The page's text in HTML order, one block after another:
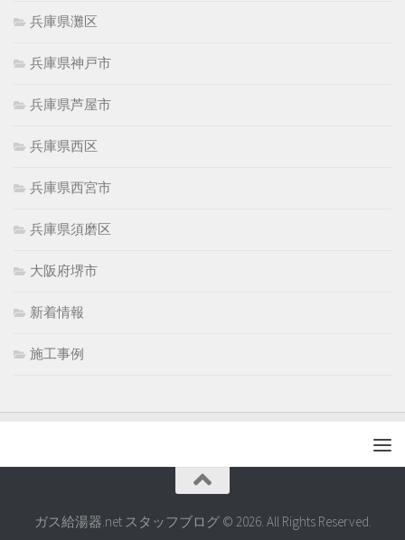
兵庫県灘区
兵庫県神戸市
兵庫県芦屋市
兵庫県西区
兵庫県西宮市
兵庫県須磨区
大阪府堺市
新着情報
施工事例
ガス給湯器.net スタッフブログ © 2026. All Rights Reserved.